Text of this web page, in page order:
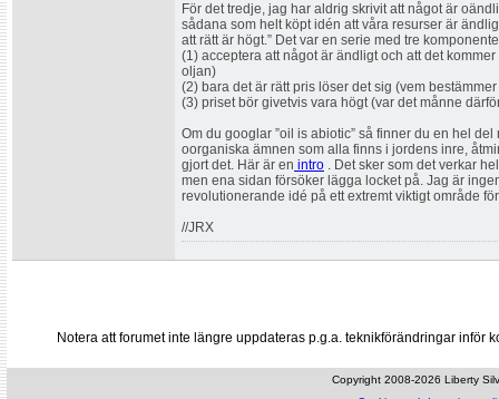
För det tredje, jag har aldrig skrivit att något är
sådana som helt köpt idén att våra resurser är
att rätt är högt.” Det var en serie med tre
(1) acceptera att något är ändligt och att det
oljan)
(2) bara det är rätt pris löser det sig (vem
(3) priset bör givetvis vara högt (var det månne
Om du googlar ”oil is abiotic” så finner du en hel
oorganiska ämnen som alla finns i jordens inre,
gjort det. Här är en intro . Det sker som det verkar
men ena sidan försöker lägga locket på. Jag är
revolutionerande idé på ett extremt viktigt område
//JRX
Notera att forumet inte längre uppdateras p.g.a. teknikförändringar inför
Copyright 2008-2026 Liberty